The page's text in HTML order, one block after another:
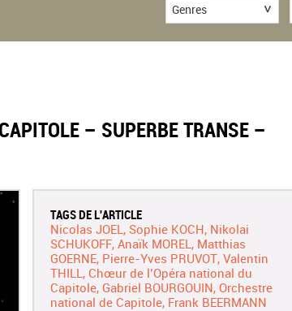
Genres
– SUPERBE TRANSE –
TAGS DE L'ARTICLE
Nicolas JOEL Sophie KOCH Nikolai
SCHUKOFF Anaïk MOREL Matthias
GOERNE Pierre-Yves PRUVOT Valentin
THILL Chœur de l’Opéra national du
Capitole Gabriel BOURGOUIN Orchestre
national de Capitole Frank BEERMANN